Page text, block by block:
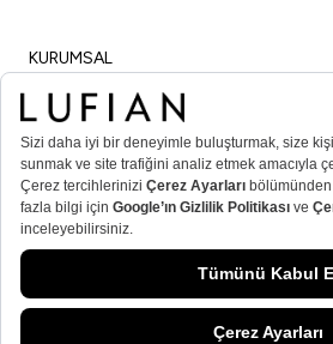
KURUMSAL
ALIŞVERİŞ
ÖNEMLİ BİLGİLER
ÜYE
ERKEK POPÜLER KATEGORİLER
KADIN POPÜLER KATEGORİLER
© Lufian.com 2026 Tüm Hakları Saklıdır